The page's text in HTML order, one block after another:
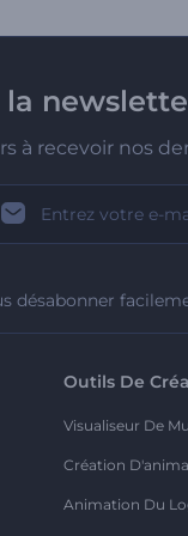
la
à recevoir nos
désabonner
Outils De
Visualiseur De
Création
Animation Du